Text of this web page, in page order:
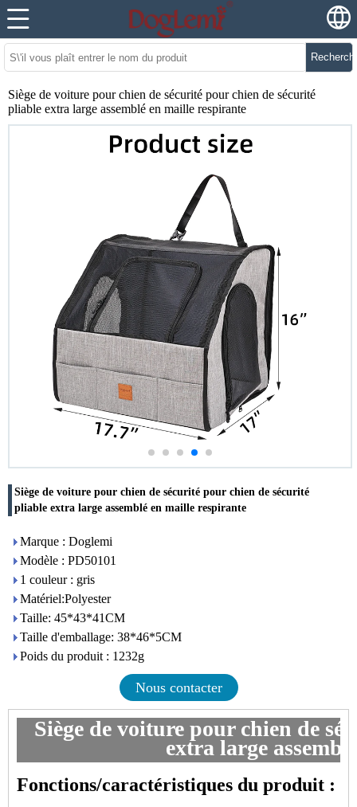
Siège de voiture pour chien de sécurité pour chien de sécurité
pliable extra large assemblé en maille respirante
Siège de voiture pour chien de sécurité pour chien de sécurité
pliable extra large assemblé en maille respirante
Marque : Doglemi
Modèle : PD50101
1 couleur : gris
Matériel:Polyester
Taille: 45*43*41CM
Taille d'emballage: 38*46*5CM
Poids du produit : 1232g
Nous contacter
Siège de voiture pour chien de
extra large
Fonctions/caractéristiques du produit :